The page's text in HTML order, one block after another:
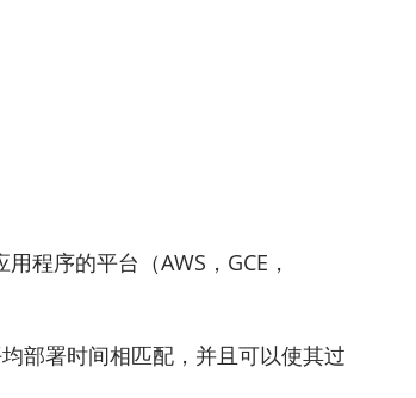
程序的平台（AWS，GCE，
部署时间相匹配，并且可以使其过